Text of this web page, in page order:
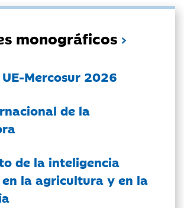
monográficos
Mercosur 2026
de la
de la inteligencia
la agricultura y en la